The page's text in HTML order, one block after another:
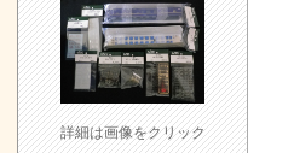
詳細は画像をクリック